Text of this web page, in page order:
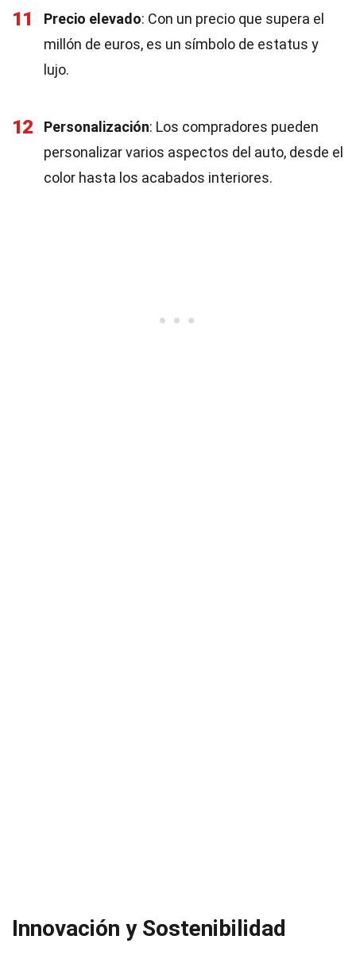
11 Precio elevado: Con un precio que supera el
millón de euros, es un símbolo de estatus y
lujo.
12 Personalización: Los compradores pueden
personalizar varios aspectos del auto, desde el
color hasta los acabados interiores.
Innovación y Sostenibilidad